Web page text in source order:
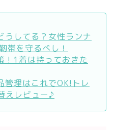
うしてる？女性ランナ
帯を守るべし！
! 1着は持っておきた
管理はこれでOK!トレ
えレビュー♪